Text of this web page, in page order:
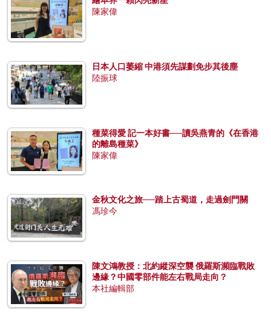
陳家偉
日本人口萎縮 中港須先謀劃免步其後塵
陸振球
種菜得愛 記一本好書──讀吳燕青的《在香港
的離島種菜》
陳家偉
金秋文化之旅──踏上古蜀道，走過劍門關
馮珍今
陳文鴻教授：北約縱深空襲 俄羅斯瀕臨戰敗
邊緣？中國零部件能左右戰局走向？
本社編輯部